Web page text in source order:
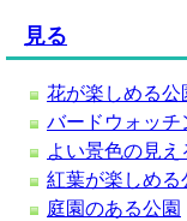
見る
花が楽しめる公
バードウォッチ
よい景色の見え
紅葉が楽しめる
庭園のある公園